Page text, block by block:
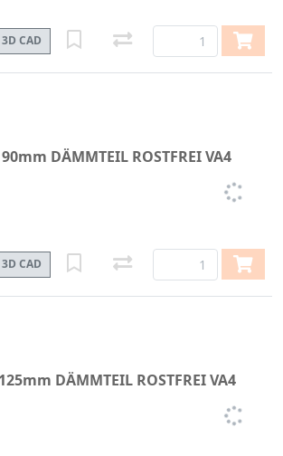
3D CAD
DÄMMTEIL ROSTFREI VA4
3D CAD
DÄMMTEIL ROSTFREI VA4